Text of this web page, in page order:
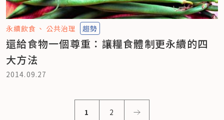
永續飲食 公共治理 趨勢
還給食物一個尊重：讓糧食體制更永續的四
大方法
2014.09.27
1 2